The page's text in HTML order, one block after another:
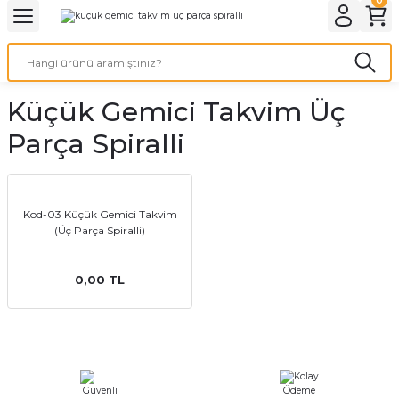
Geri Dön
Geri Dön
Geri Dön
Geri Dön
Ürünleri
Geri Dön
Geri Dön
Geri Dön
Küçük Gemici Takvim Üç
Parça Spiralli
Kod-03 Küçük Gemici Takvim
(Üç Parça Spiralli)
0,00 TL